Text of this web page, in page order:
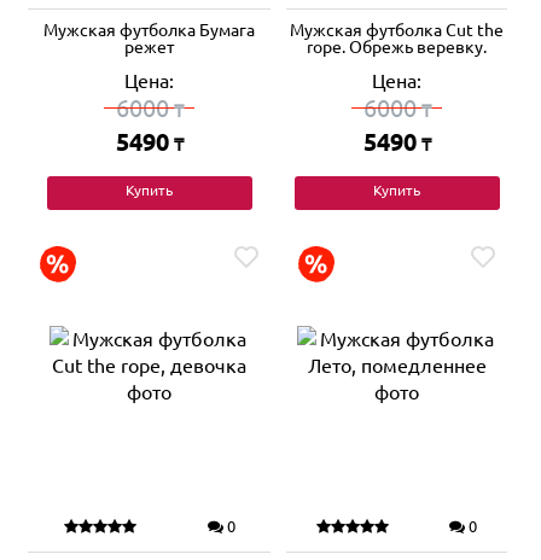
Мужская футболка Бумага
режет
Цена:
6000₸
5490 ₸
Купить
Мужская футболка Cut the
rope. Обрежь веревку.
Цена:
6000₸
5490 ₸
Купить
0 0